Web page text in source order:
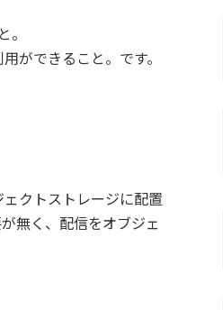
。
ができること。です。
クトストレージに配置
無く、配信をオブジェ